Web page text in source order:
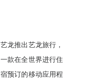
艺龙推出艺龙旅行，
一款在全世界进行住
宿预订的移动应用程